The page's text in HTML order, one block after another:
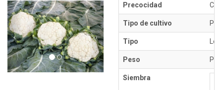
Précédent SuivantPrecocidad
Tipo de cultivo
Tipo
Peso
Siembra